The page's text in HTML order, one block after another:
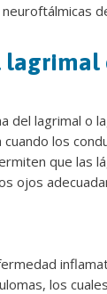
lagrimal
del lagrimal o
los
que las
ojos
los